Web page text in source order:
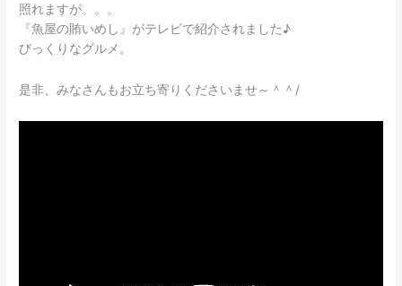
照れますが。。。
『魚屋の賄いめし』がテレビで紹介されました♪
びっくりなグルメ。
是非、みなさんもお立ち寄りくださいませ～＾＾/
介
♪
び
く